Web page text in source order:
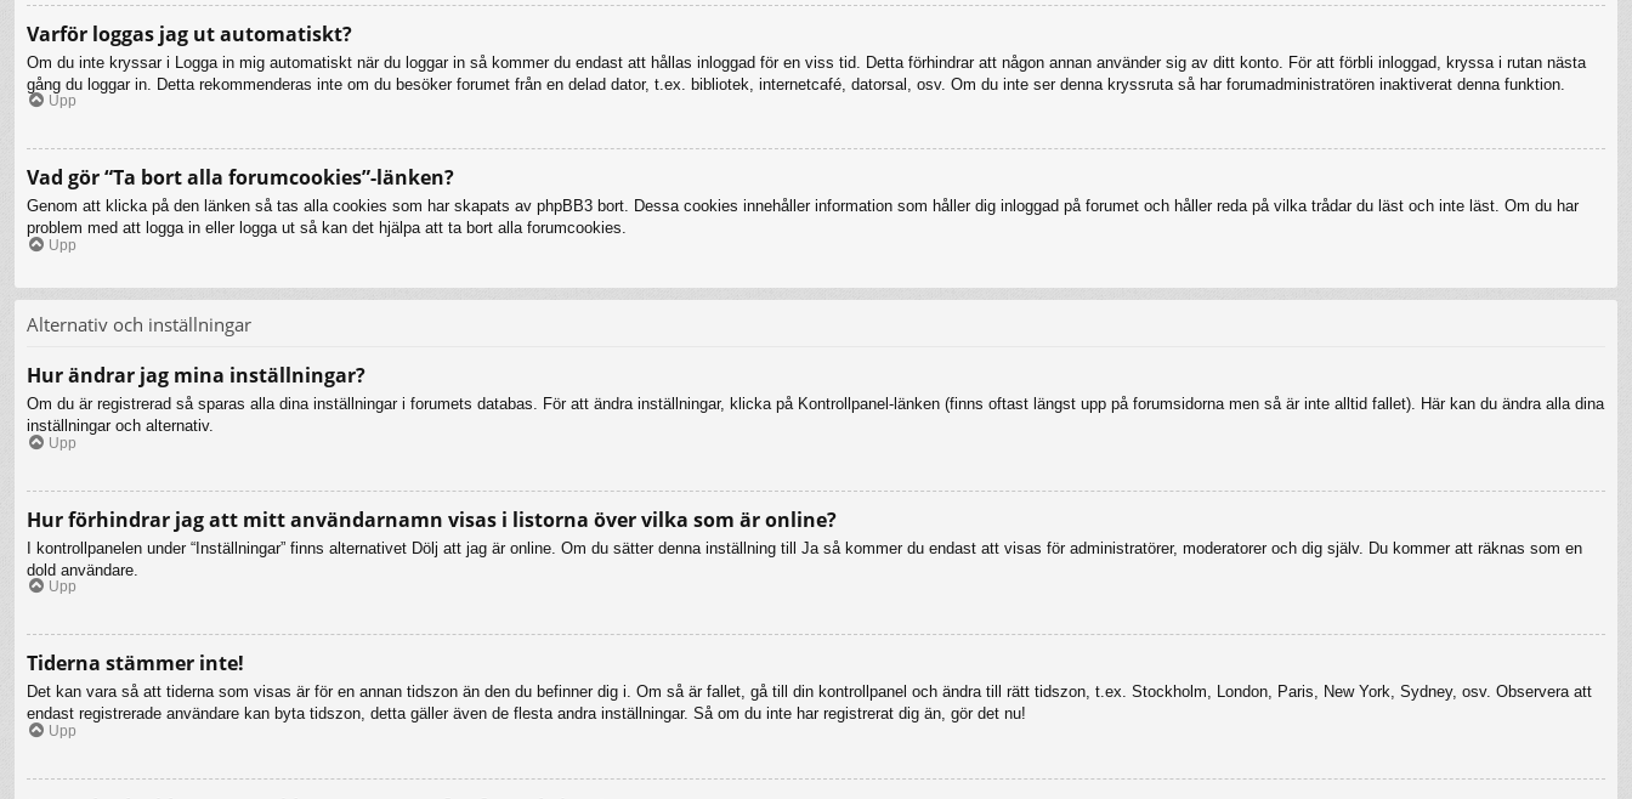
Varför loggas jag ut automatiskt?
Om du inte kryssar i Logga in mig automatiskt när du loggar in så kommer du endast att hållas inloggad för en viss tid. Detta förhindrar att någon annan använder sig av ditt konto. För att förbli inloggad, kryssa i rutan nästa
gång du loggar in. Detta rekommenderas inte om du besöker forumet från en delad dator, t.ex. bibliotek, internetcafé, datorsal, osv. Om du inte ser denna kryssruta så har forumadministratören inaktiverat denna funktion.
Upp
Vad gör “Ta bort alla forumcookies”-länken?
Genom att klicka på den länken så tas alla cookies som har skapats av phpBB3 bort. Dessa cookies innehåller information som håller dig inloggad på forumet och håller reda på vilka trådar du läst och inte läst. Om du har
problem med att logga in eller logga ut så kan det hjälpa att ta bort alla forumcookies.
Upp
Alternativ och inställningar
Hur ändrar jag mina inställningar?
Om du är registrerad så sparas alla dina inställningar i forumets databas. För att ändra inställningar, klicka på Kontrollpanel-länken (finns oftast längst upp på forumsidorna men så är inte alltid fallet). Här kan du ändra alla dina
inställningar och alternativ.
Upp
Hur förhindrar jag att mitt användarnamn visas i listorna över vilka som är online?
I kontrollpanelen under “Inställningar” finns alternativet Dölj att jag är online. Om du sätter denna inställning till Ja så kommer du endast att visas för administratörer, moderatorer och dig själv. Du kommer att räknas som en
dold användare.
Upp
Tiderna stämmer inte!
Det kan vara så att tiderna som visas är för en annan tidszon än den du befinner dig i. Om så är fallet, gå till din kontrollpanel och ändra till rätt tidszon, t.ex. Stockholm, London, Paris, New York, Sydney, osv. Observera att
endast registrerade användare kan byta tidszon, detta gäller även de flesta andra inställningar. Så om du inte har registrerat dig än, gör det nu!
Upp